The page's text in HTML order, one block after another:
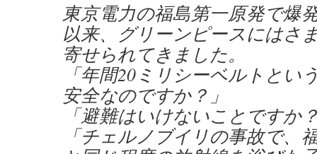
東京電力の福島第一原発で爆
以来、グリーンピースにはさ
寄せられてきました。
「年間20ミリシーベルトとい
安全なのですか？」
「避難はいけないことですか
「チェルノブイリの事故で、